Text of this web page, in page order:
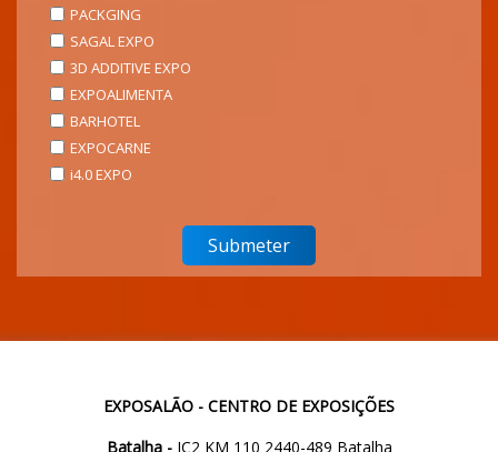
PACKGING
SAGAL EXPO
3D ADDITIVE EXPO
EXPOALIMENTA
BARHOTEL
EXPOCARNE
i4.0 EXPO
EXPOSALÃO - CENTRO DE EXPOSIÇÕES
Batalha -IC2 KM 110 2440-489 Batalha